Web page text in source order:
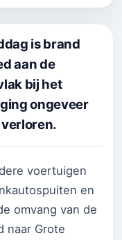
is brand
aan de
bij het
ongeveer
voertuigen
en
omvang van de
naar Grote